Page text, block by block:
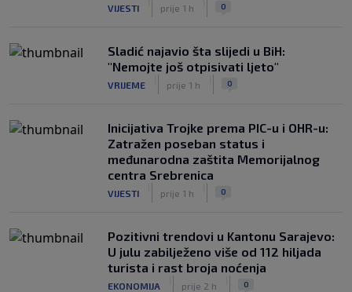
VIJESTI prije 1 h 0
Sladić najavio šta slijedi u BiH:
"Nemojte još otpisivati ljeto"
VRIJEME prije 1 h 0
Inicijativa Trojke prema PIC-u i OHR-u:
Zatražen poseban status i
međunarodna zaštita Memorijalnog
centra Srebrenica
VIJESTI prije 1 h 0
Pozitivni trendovi u Kantonu Sarajevo:
U julu zabilježeno više od 112 hiljada
turista i rast broja noćenja
EKONOMIJA prije 2 h 0